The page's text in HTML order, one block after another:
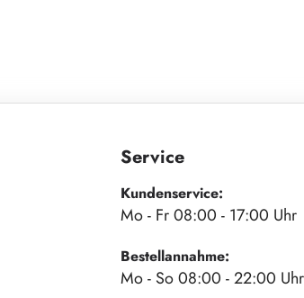
Service
Kundenservice:
Mo - Fr 08:00 - 17:00 Uhr
Bestellannahme:
Mo - So 08:00 - 22:00 Uhr